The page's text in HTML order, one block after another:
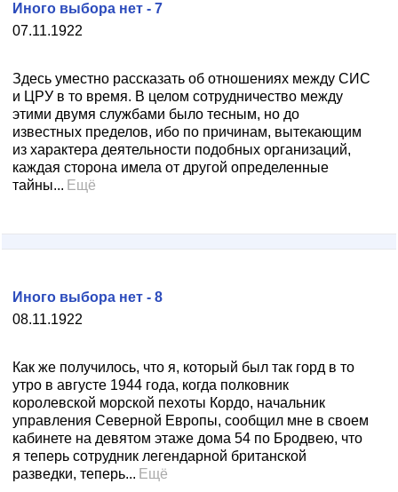
07.11.1922
Иного выбора нет - 7
Здесь уместно рассказать об отношениях между СИС
и ЦРУ в то время. В целом сотрудничество между
этими двумя службами было тесным, но до
известных пределов, ибо по причинам, вытекающим
из характера деятельности подобных организаций,
каждая сторона имела от другой определенные
тайны... Ещё
08.11.1922
Иного выбора нет - 8
Как же получилось, что я, который был так горд в то
утро в августе 1944 года, когда полковник
королевской морской пехоты Кордо, начальник
управления Северной Европы, сообщил мне в своем
кабинете на девятом этаже дома 54 по Бродвею, что
я теперь сотрудник легендарной британской
разведки, теперь... Ещё